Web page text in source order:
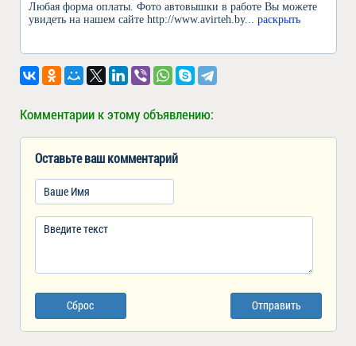
Любая форма оплаты. Фото автовышки в работе Вы можете
увидеть на нашем сайте http://www.avirteh.by... раскрыть
Комментарии к этому объявлению:
Оставьте ваш комментарий
Сброс Отправить